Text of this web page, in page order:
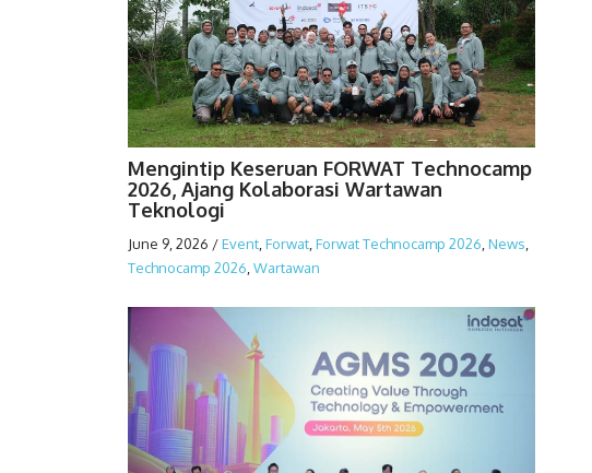
Mengintip Keseruan FORWAT Technocamp
2026, Ajang Kolaborasi Wartawan
Teknologi
June 9, 2026 /Event,Forwat,Forwat Technocamp 2026,News,
Technocamp 2026,Wartawan